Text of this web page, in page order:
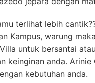
terlihat lebih
Kampus, warung
untuk bersantai
keinginan anda.
kebutuhan anda.